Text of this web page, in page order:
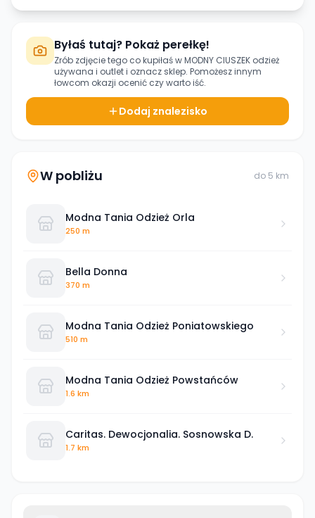
Byłaś tutaj? Pokaż perełkę!
Zrób zdjęcie tego co kupiłaś wMODNY CIUSZEK odzież
używana i outleti oznacz sklep. Pomożesz innym
łowcom okazji ocenić czy warto iść.
Dodaj znalezisko
W pobliżu do 5 km
Modna Tania Odzież Orla
250 m
Bella Donna
370 m
Modna Tania Odzież Poniatowskiego
510 m
Modna Tania Odzież Powstańców
1.6 km
Caritas. Dewocjonalia. Sosnowska D.
1.7 km